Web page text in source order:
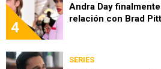
4
Andra Day
relación con Brad Pitt
SERIES